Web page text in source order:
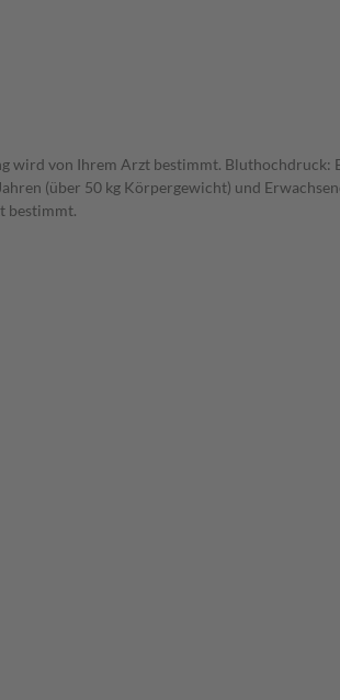
von Ihrem Arzt bestimmt.
(über 50 kg Körpergewicht) und
bestimmt.